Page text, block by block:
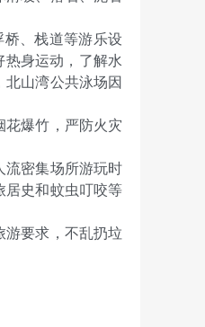
、栈道等游乐设
热身运动，了解水
北山湾公共泳场因
花爆竹，严防火灾
流密集场所游玩时
居史和蚊虫叮咬等
游要求，不乱扔垃